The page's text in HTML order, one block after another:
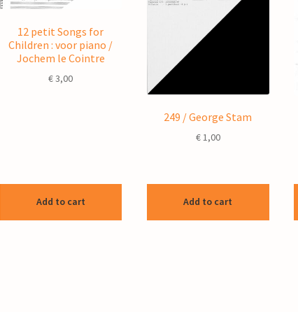
12 petit Songs for
Children : voor piano /
Jochem le Cointre
€3,00
Add to cart
249 / George Stam
€1,00
Add to cart